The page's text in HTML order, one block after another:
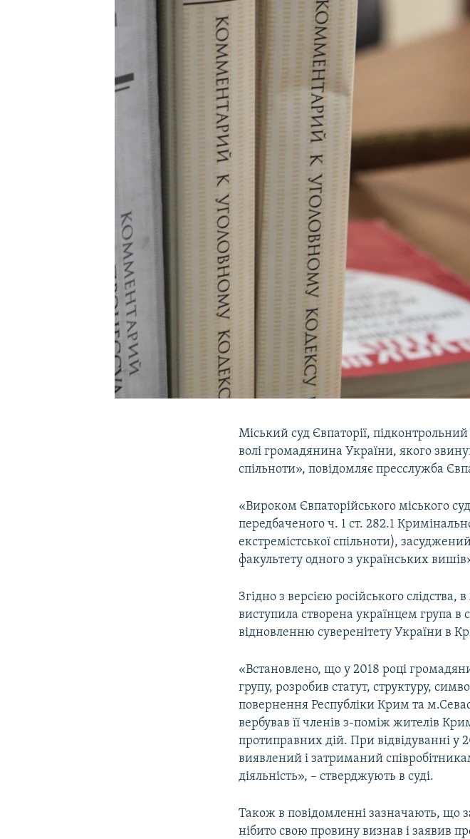
Міський суд Євпаторії,
волі громадянина України, якого
спільноти», повідомляє пресслужба
«Вироком Євпаторійського міського
передбаченого ч. 1 ст. 282.1
екстремістської спільноти),
факультету одного з українських
Згідно з версією російського слідства,
виступила створена українцем група в
відновленню суверенітету України в
«Встановлено, що у 2018 році
групу, розробив статут, структуру,
повернення Республіки Крим та
вербував її членів з-поміж жителів
протиправних дій. При відвідуванні у
виявлений і затриманий
діяльність», – стверджують в суді.
Також в повідомленні зазначають,
нібито свою провину визнав і заявив